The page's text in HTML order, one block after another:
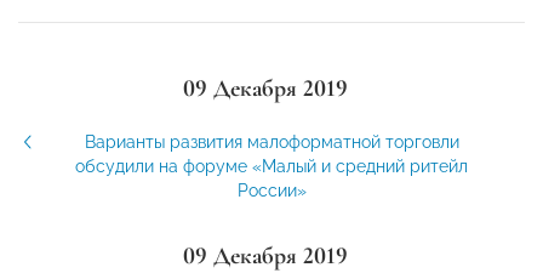
09 Декабря 2019
Варианты развития малоформатной торговли
обсудили на форуме «Малый и средний ритейл
России»
09 Декабря 2019